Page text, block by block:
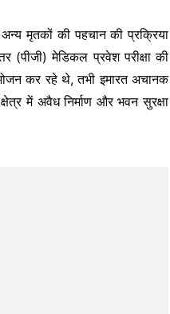
मृतकों की पहचान की प्रक्रिया
(पीजी) मेडिकल प्रवेश परीक्षा की
कर रहे थे, तभी इमारत अचानक
में अवैध निर्माण और भवन सुरक्षा